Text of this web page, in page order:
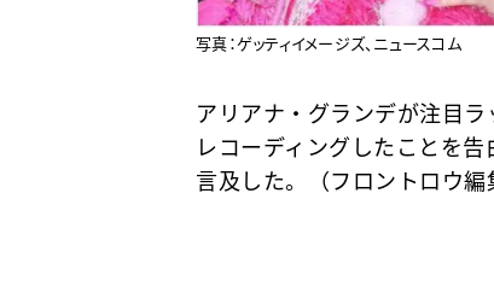
写真：ゲッティイメージズ、ニュースコム
アリアナ・グランデが注目
レコーディングしたことを
言及した。（フロントロウ編